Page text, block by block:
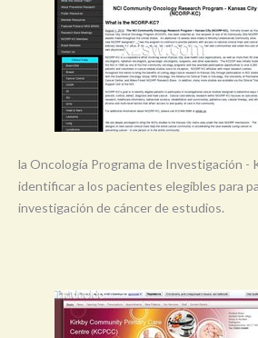
la Oncología Programa de Investigación -
identificar a los pacientes elegibles para
investigación de cáncer de estudios.